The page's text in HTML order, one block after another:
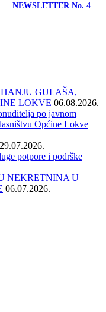
NEWSLETTER No. 4
GULAŠA,
LOKVE 06.08.2026.
po javnom
Općine Lokve
29.07.2026.
potpore i podrške
NEKRETNINA U
06.07.2026.